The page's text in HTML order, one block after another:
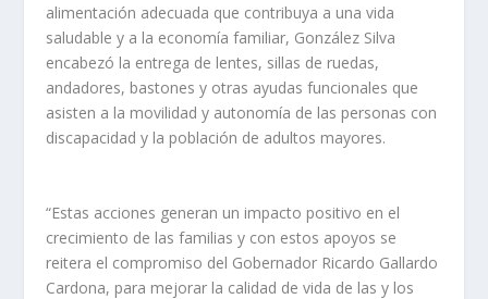
alimentación adecuada que contribuya a una vida
saludable y a la economía familiar, González Silva
encabezó la entrega de lentes, sillas de ruedas,
andadores, bastones y otras ayudas funcionales que
asisten a la movilidad y autonomía de las personas con
discapacidad y la población de adultos mayores.
“Estas acciones generan un impacto positivo en el
crecimiento de las familias y con estos apoyos se
reitera el compromiso del Gobernador Ricardo Gallardo
Cardona, para mejorar la calidad de vida de las y los